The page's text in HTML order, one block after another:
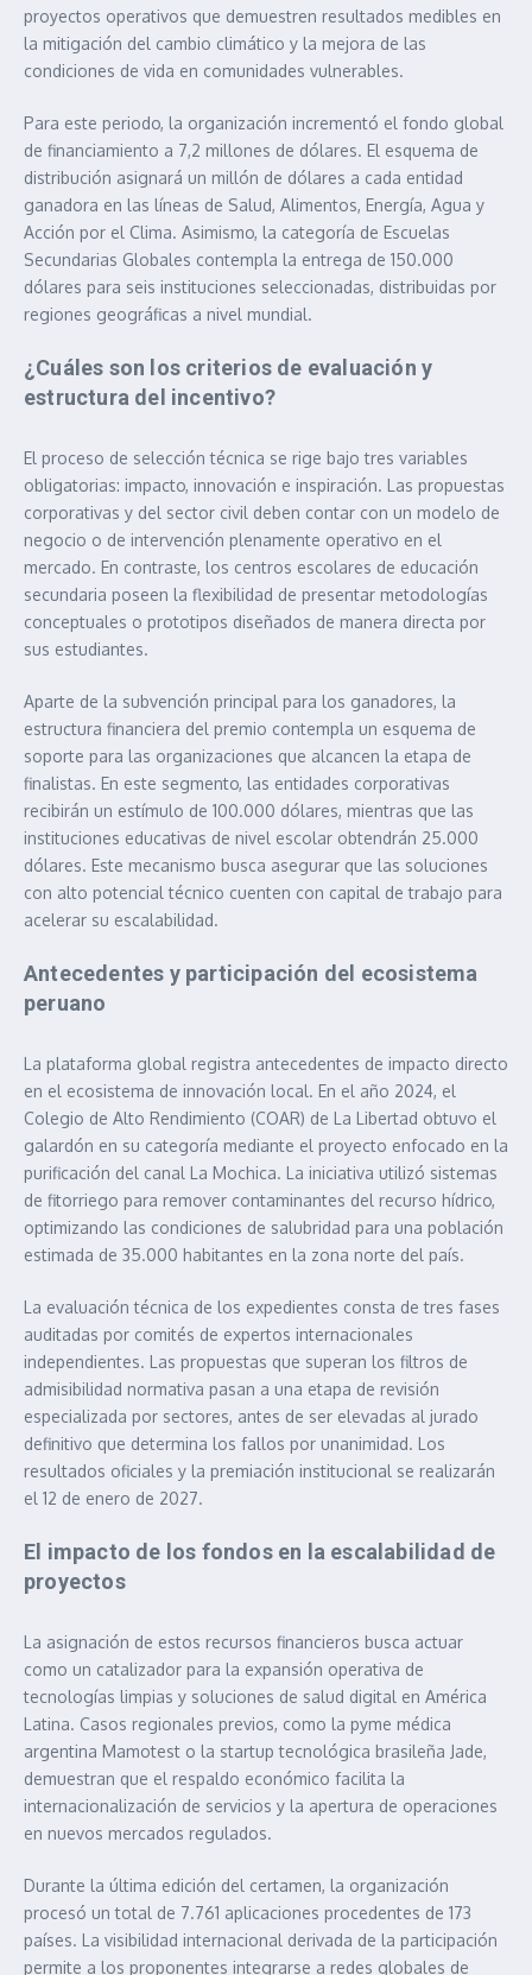
proyectos operativos que demuestren resultados medibles en
la mitigación del cambio climático y la mejora de las
condiciones de vida en comunidades vulnerables.
Para este periodo, la organización incrementó el fondo global
de financiamiento a 7,2 millones de dólares. El esquema de
distribución asignará un millón de dólares a cada entidad
ganadora en las líneas de Salud, Alimentos, Energía, Agua y
Acción por el Clima. Asimismo, la categoría de Escuelas
Secundarias Globales contempla la entrega de 150.000
dólares para seis instituciones seleccionadas, distribuidas por
regiones geográficas a nivel mundial.
¿Cuáles son los criterios de evaluación y
estructura del incentivo?
El proceso de selección técnica se rige bajo tres variables
obligatorias: impacto, innovación e inspiración. Las propuestas
corporativas y del sector civil deben contar con un modelo de
negocio o de intervención plenamente operativo en el
mercado. En contraste, los centros escolares de educación
secundaria poseen la flexibilidad de presentar metodologías
conceptuales o prototipos diseñados de manera directa por
sus estudiantes.
Aparte de la subvención principal para los ganadores, la
estructura financiera del premio contempla un esquema de
soporte para las organizaciones que alcancen la etapa de
finalistas. En este segmento, las entidades corporativas
recibirán un estímulo de 100.000 dólares, mientras que las
instituciones educativas de nivel escolar obtendrán 25.000
dólares. Este mecanismo busca asegurar que las soluciones
con alto potencial técnico cuenten con capital de trabajo para
acelerar su escalabilidad.
Antecedentes y participación del ecosistema
peruano
La plataforma global registra antecedentes de impacto directo
en el ecosistema de innovación local. En el año 2024, el
Colegio de Alto Rendimiento (COAR) de La Libertad obtuvo el
galardón en su categoría mediante el proyecto enfocado en la
purificación del canal La Mochica. La iniciativa utilizó sistemas
de fitorriego para remover contaminantes del recurso hídrico,
optimizando las condiciones de salubridad para una población
estimada de 35.000 habitantes en la zona norte del país.
La evaluación técnica de los expedientes consta de tres fases
auditadas por comités de expertos internacionales
independientes. Las propuestas que superan los filtros de
admisibilidad normativa pasan a una etapa de revisión
especializada por sectores, antes de ser elevadas al jurado
definitivo que determina los fallos por unanimidad. Los
resultados oficiales y la premiación institucional se realizarán
el 12 de enero de 2027.
El impacto de los fondos en la escalabilidad de
proyectos
La asignación de estos recursos financieros busca actuar
como un catalizador para la expansión operativa de
tecnologías limpias y soluciones de salud digital en América
Latina. Casos regionales previos, como la pyme médica
argentina Mamotest o la startup tecnológica brasileña Jade,
demuestran que el respaldo económico facilita la
internacionalización de servicios y la apertura de operaciones
en nuevos mercados regulados.
Durante la última edición del certamen, la organización
procesó un total de 7.761 aplicaciones procedentes de 173
países. La visibilidad internacional derivada de la participación
permite a los proponentes integrarse a redes globales de